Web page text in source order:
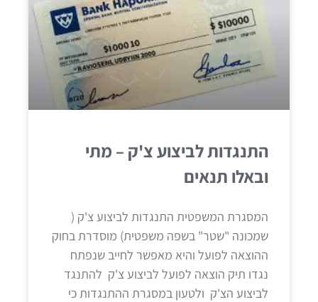
התנגדות לביצוע צ'ק – מתי
ובאלו תנאים
המסגרת המשפטית התנגדות לביצוע צ'ק (
שמכונה "שטר" בשפה משפטית) מוסדרת בחוק
ההוצאה לפועל והיא מאפשר לחייב שנפתח
נגדו תיק הוצאה לפועל לביצוע צ'ק להתנגד
לביצוע הצ'ק ולטעון במסגרת ההתנגדות כי